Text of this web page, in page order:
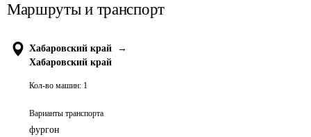
Маршруты и транспорт
Хабаровский край
→
Хабаровский край
Кол-во машин: 1
Варианты транспорта
фургон